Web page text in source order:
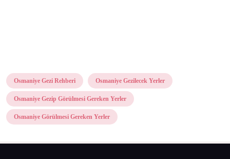
Osmaniye Gezi Rehberi Osmaniye Gezilecek Yerler
Osmaniye Gezip Görülmesi Gereken Yerler
Osmaniye Görülmesi Gereken Yerler